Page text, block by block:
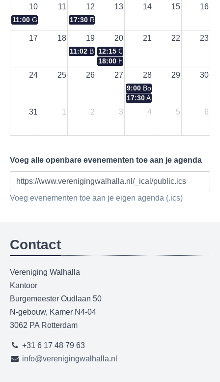
10 11 12 13 14 15 16
11:00 Golfdag Hermeskring Eindhoven
17:30 RSC Borrelkring Den Haag Anno 1952
17 18 19 20 21 22 23
11:02 Buitendag Hermeskring Arnhem
12:15 Centurion lunch
18:00 Hermestafel Sociëteit de Witte
24 25 26 27 28 29 30
9:00 Boellaard Beker 2026
17:30 ALV Vereniging
31 1 2 3 4 5 6
Voeg alle openbare evenementen toe aan je agenda
https://www.verenigingwalhalla.nl/_ical/public.ics
Voeg evenementen toe aan je eigen agenda (.ics)
Contact
Vereniging Walhalla
Kantoor
Burgemeester Oudlaan 50
N-gebouw, Kamer N4-04
3062 PA Rotterdam
+31 6 17 48 79 63
info@verenigingwalhalla.nl